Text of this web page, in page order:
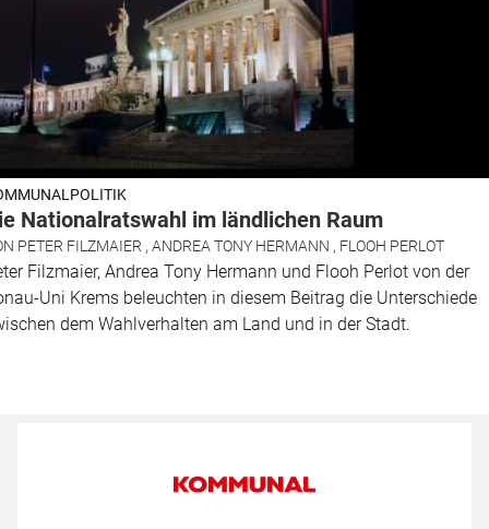
Nationalratswahl im ländlichen Raum
PETER FILZMAIER , ANDREA TONY HERMANN , FLOOH PERLOT
Filzmaier, Andrea Tony Hermann und Flooh Perlot von der
Uni Krems beleuchten in diesem Beitrag die Unterschiede
dem Wahlverhalten am Land und in der Stadt.